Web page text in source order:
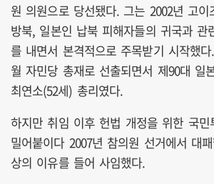
원 의원으로 당선됐다. 그는 2002년 고이
방북, 일본인 납북 피해자들의 귀국과 관
를 내면서 본격적으로 주목받기 시작했
월 자민당 총재로 선출되면서 제90대 일
최연소(52세) 총리였다.
하지만 취임 이후 헌법 개정을 위한 국민
밀어붙이다 2007년 참의원 선거에서 대
상의 이유를 들어 사임했다.